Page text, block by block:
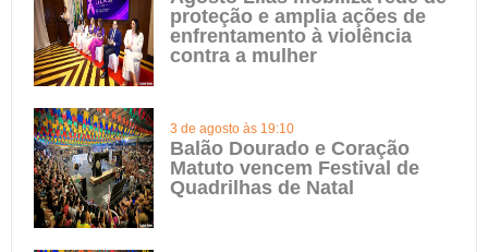
proteção e amplia ações de
enfrentamento à violência
contra a mulher
3 de agosto às 19:10
Balão Dourado e Coração
Matuto vencem Festival de
Quadrilhas de Natal